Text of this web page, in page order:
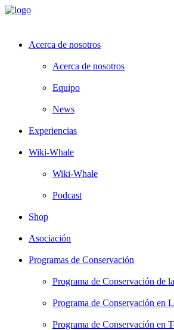
Acerca de nosotros
Acerca de nosotros
Equipo
News
Experiencias
Wiki-Whale
Wiki-Whale
Podcast
Shop
Asociación
Programas de Conservación
Programa de Conservación de
Programa de Conservación en
Programa de Conservación en